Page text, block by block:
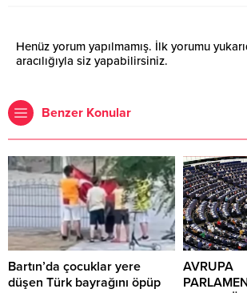
Henüz yorum yapılmamış. İlk yorumu
aracılığıyla siz yapabilirsiniz.
Benzer Konular
Bartın’da çocuklar yere
düşen Türk bayrağını öpüp
AVRUPA